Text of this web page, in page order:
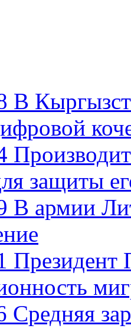
В
защиты
В армии
Президент
Средняя